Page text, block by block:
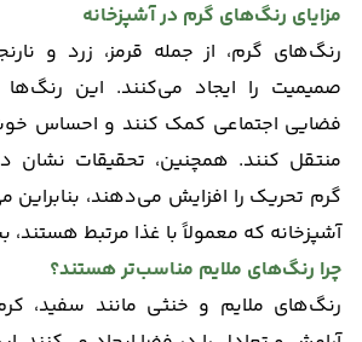
مزایای رنگ‌های گرم در آشپزخانه
رنگ‌های گرم، از جمله قرمز، زرد و
صمیمیت را ایجاد می‌کنند. این رنگ‌ها
فضایی اجتماعی کمک کنند و احساس
منتقل کنند. همچنین، تحقیقات نشان
گرم تحریک را افزایش می‌دهند، بنابراین
آشپزخانه که معمولاً با غذا مرتبط هستند،
چرا رنگ‌های ملایم مناسب‌تر هستند؟
رنگ‌های ملایم و خنثی مانند سفید،